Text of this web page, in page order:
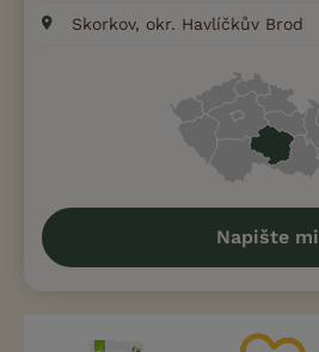
Skorkov, okr. Havlíčkův Brod
Napište mi